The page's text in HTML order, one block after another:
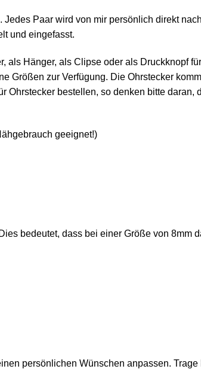
Paar wird von mir persönlich direkt
und eingefasst.
als Hänger, als Clipse oder als Druckknopf
Größen zur Verfügung. Die Ohrstecker
Ohrstecker bestellen, so denken bitte daran,
geeignet!)
bedeutet, dass bei einer Größe von 8mm
persönlichen Wünschen anpassen.